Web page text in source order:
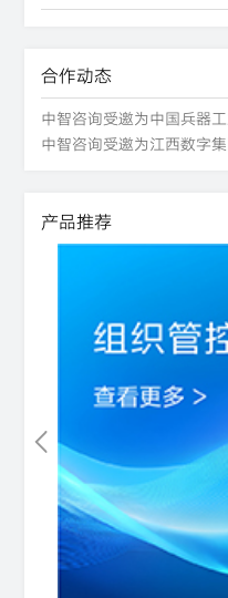
合作动态
产品推荐